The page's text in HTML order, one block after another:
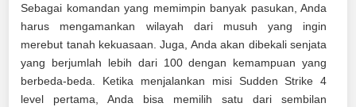
Sebagai komandan yang memimpin banyak pasukan, Anda
harus mengamankan wilayah dari musuh yang ingin
merebut tanah kekuasaan. Juga, Anda akan dibekali senjata
yang berjumlah lebih dari 100 dengan kemampuan yang
berbeda-beda. Ketika menjalankan misi Sudden Strike 4
level pertama, Anda bisa memilih satu dari sembilan